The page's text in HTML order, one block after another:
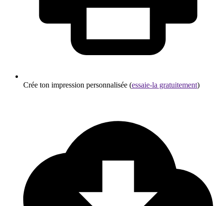
Crée ton impression personnalisée (essaie-la gratuitement)